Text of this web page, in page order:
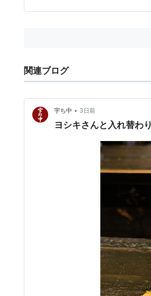
関連ブログ
宇ち中 • 3日前
ヨシキさんと入れ替わ